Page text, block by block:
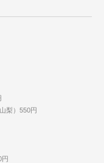
梨）550円
円